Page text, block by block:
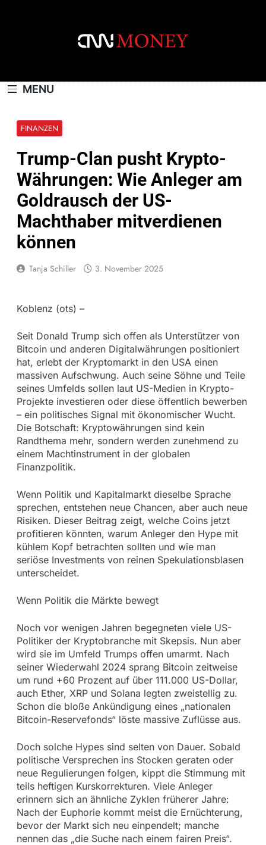
MENU
FINANZEN
Trump-Clan pusht Krypto-
Währungen: Wie Anleger am
Goldrausch der US-
Machthaber mitverdienen
können
Tanja Schiller 3. November 2025
Koblenz (ots) –
Seit Donald Trump sich offen als Unterstützer von
Bitcoin und anderen Digitalwährungen positioniert
hat, erlebt der Kryptomarkt in den USA einen
massiven Aufschwung. Auch seine Söhne und Teile
seines Umfelds sollen laut US-Medien in Krypto-
Projekte investieren oder diese öffentlich bewerben
– ein politisches Signal mit ökonomischer Wucht.
Die Botschaft: Kryptowährungen sind kein
Randthema mehr, sondern werden zunehmend zu
einem Machtinstrument in der globalen
Finanzpolitik.
Wenn Politik und Kapitalmarkt dieselbe Sprache
sprechen, entstehen neue Chancen, aber auch neue
Risiken. Dieser Beitrag zeigt, welche Coins jetzt
profitieren könnten, warum Anleger den Hype mit
kühlem Kopf betrachten sollten und wie man
seriöse Investments von reinen Spekulationsblasen
unterscheidet.
Wenn Politik die Märkte bewegt
Noch vor wenigen Jahren begegneten viele US-
Politiker der Kryptobranche mit Skepsis. Nun aber
wird sie im Umfeld Trumps offen umarmt. Nach
seiner Wiederwahl 2024 sprang Bitcoin zeitweise
um rund +60 Prozent auf über 111.000 US-Dollar,
auch Ether, XRP und Solana legten zweistellig zu.
Schon die bloße Ankündigung eines „nationalen
Bitcoin-Reservefonds“ löste massive Zuflüsse aus.
Doch solche Hypes sind selten von Dauer. Sobald
politische Versprechen ins Stocken geraten oder
neue Regulierungen folgen, kippt die Stimmung mit
teils heftigen Kurskorrekturen. Viele Anleger
erinnern sich an ähnliche Zyklen früherer Jahre:
Nach der Euphorie kommt meist die Ernüchterung,
bevor der Markt sich neu einpendelt; manche
nennen das „die Suche nach einem fairen Preis“.